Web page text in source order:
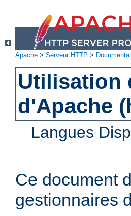
Apache > Serveur HTTP >
Utilisation
d'Apache
Langues
Ce document
gestionnaires